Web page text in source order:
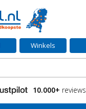
Winkels
10.000+ reviews